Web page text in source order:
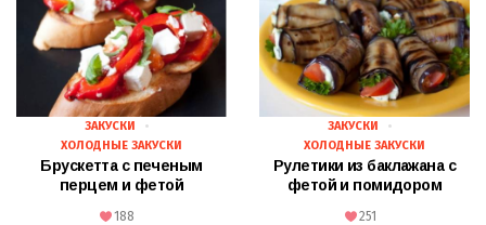
ЗАКУСКИ
ХОЛОДНЫЕ ЗАКУСКИ
Брускетта с печеным
перцем и фетой
188
ЗАКУСКИ
ХОЛОДНЫЕ ЗАКУСКИ
Рулетики из баклажана с
фетой и помидором
251